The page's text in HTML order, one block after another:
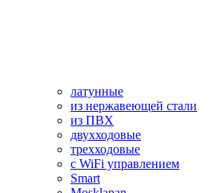
латунные
из нержавеющей стали
из ПВХ
двухходовые
трехходовые
с WiFi управлением
Smart